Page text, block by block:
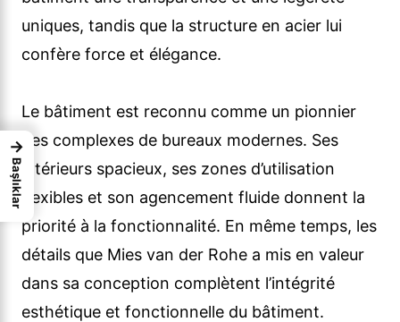
uniques, tandis que la structure en acier lui
confère force et élégance.
Le bâtiment est reconnu comme un pionnier
des complexes de bureaux modernes. Ses
intérieurs spacieux, ses zones d’utilisation
flexibles et son agencement fluide donnent la
priorité à la fonctionnalité. En même temps, les
détails que Mies van der Rohe a mis en valeur
dans sa conception complètent l’intégrité
esthétique et fonctionnelle du bâtiment.
→
Başlıklar